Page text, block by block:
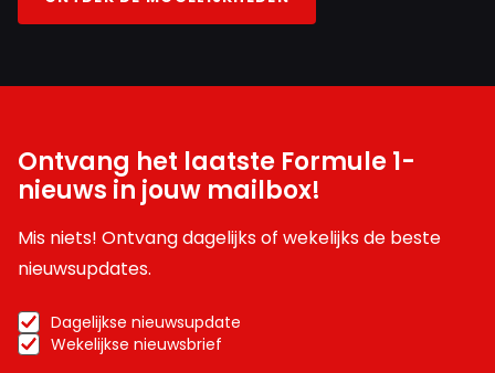
Ontvang het laatste Formule 1-
nieuws in jouw mailbox!
Mis niets! Ontvang dagelijks of wekelijks de beste
nieuwsupdates.
Dagelijkse nieuwsupdate
Wekelijkse nieuwsbrief